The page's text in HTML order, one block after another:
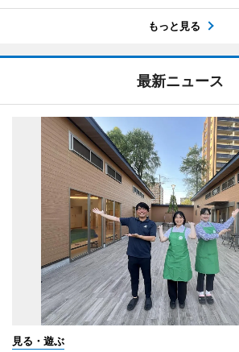
もっと見る
最新ニュース
見る・遊ぶ